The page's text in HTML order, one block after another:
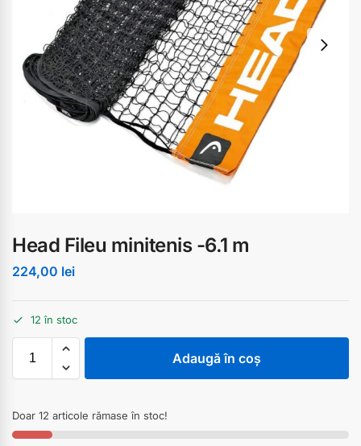
Head Fileu minitenis -6.1 m
224,00 lei
12 în stoc
Adaugă în coș
Doar 12 articole rămase în stoc!